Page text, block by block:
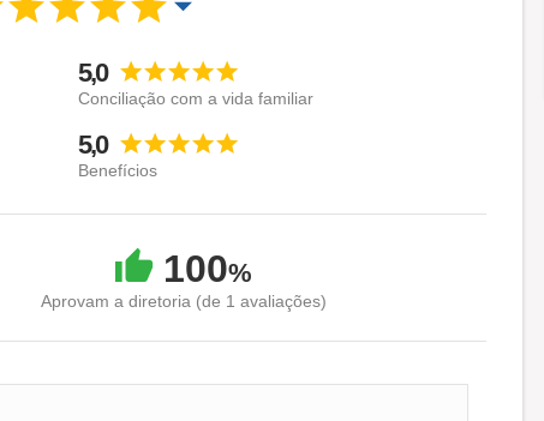
5,0
Conciliação com a vida familiar
5,0
Benefícios
100%
Aprovam a diretoria (de 1 avaliações)